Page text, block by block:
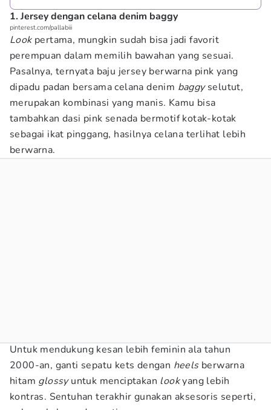
1. Jersey dengan celana denim baggy
pinterest.com/pallabiii
Lookpertama, mungkin sudah bisa jadi favorit
perempuan dalam memilih bawahan yang sesuai.
Pasalnya, ternyata baju jersey berwarna pink yang
dipadu padan bersama celana denim baggyselutut,
merupakan kombinasi yang manis. Kamu bisa
tambahkan dasi pink senada bermotif kotak-kotak
sebagai ikat pinggang, hasilnya celana terlihat lebih
berwarna.
Untuk mendukung kesan lebih feminin ala tahun
2000-an, ganti sepatu kets dengan heelsberwarna
hitam glossyuntuk menciptakan lookyang lebih
kontras. Sentuhan terakhir gunakan aksesoris seperti,